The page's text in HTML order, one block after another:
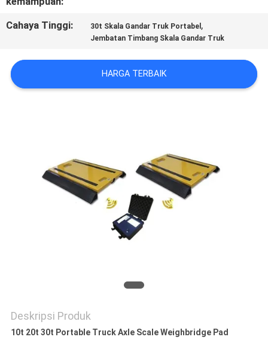
MINTA
KUTIPAN
SITEMAP
Cahaya Tinggi: 30t Skala Gandar Truk Portabel ,
Jembatan Timbang Skala Gandar Truk
HARGA TERBAIK
Deskripsi Produk
10t 20t 30t Portable Truck Axle Scale Weighbridge Pad